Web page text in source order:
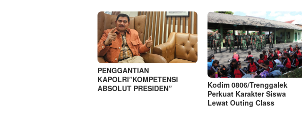
PENGGANTIAN
KAPOLRI”KOMPETENSI
ABSOLUT PRESIDEN”
Kodim 0806/Trenggalek
Perkuat Karakter Siswa
Lewat Outing Class